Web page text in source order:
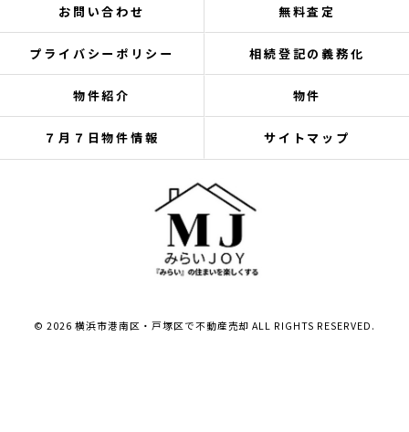
お問い合わせ 無料査定
プライバシーポリシー 相続登記の義務化
物件紹介 物件
７月７日物件情報 サイトマップ
© 2026 横浜市港南区・戸塚区で不動産売却 ALL RIGHTS RESERVED.